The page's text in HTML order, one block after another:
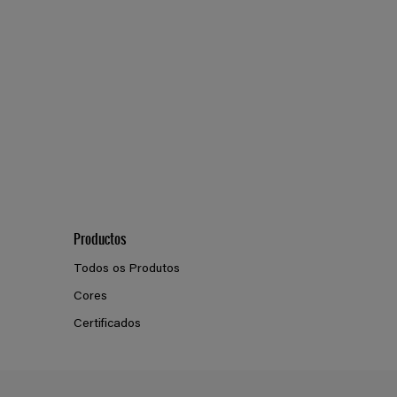
Productos
Todos os Produtos
Cores
Certificados